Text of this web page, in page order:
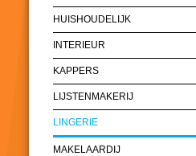
HUISHOUDELIJK
INTERIEUR
KAPPERS
LIJSTENMAKERIJ
LINGERIE
MAKELAARDIJ